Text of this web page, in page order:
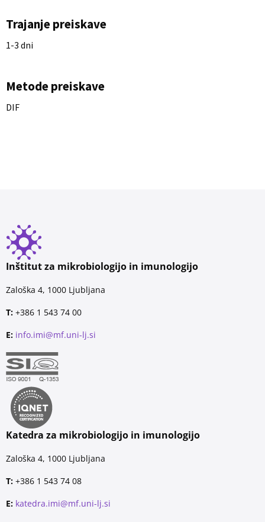
Trajanje preiskave
1-3 dni
Metode preiskave
DIF
Inštitut za mikrobiologijo in imunologijo
Zaloška 4, 1000 Ljubljana
T: +386 1 543 74 00
E: info.imi@mf.uni-lj.si
Katedra za mikrobiologijo in imunologijo
Zaloška 4, 1000 Ljubljana
T: +386 1 543 74 08
E: katedra.imi@mf.uni-lj.si